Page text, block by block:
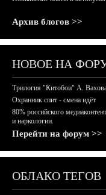
Архив блогов >>
НОВОЕ НА
Трилогия "Китобои" А.
Охранник спит - смена идёт
80% российского
и наркологии.
Перейти на форум >>
ОБЛАКО ТЕГОВ